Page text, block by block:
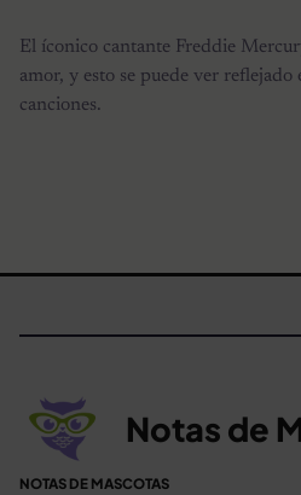
El íconico cantante Freddie
amor, y esto se puede ver reflejado
canciones.
Notas de
NOTAS DE MASCOTAS